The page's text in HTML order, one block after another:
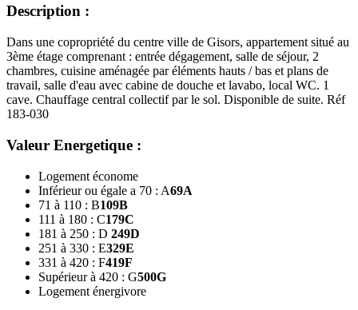
Description :
Dans une copropriété du centre ville de Gisors, appartement situé au
3ème étage comprenant : entrée dégagement, salle de séjour, 2
chambres, cuisine aménagée par éléments hauts / bas et plans de
travail, salle d'eau avec cabine de douche et lavabo, local WC. 1
cave. Chauffage central collectif par le sol. Disponible de suite. Réf
183-030
Valeur Energetique :
Logement économe
Inférieur ou égale a 70 : A69A
71 à 110 : B109B
111 à 180 : C179C
181 à 250 : D 249D
251 à 330 : E329E
331 à 420 : F419F
Supérieur à 420 : G500G
Logement énergivore